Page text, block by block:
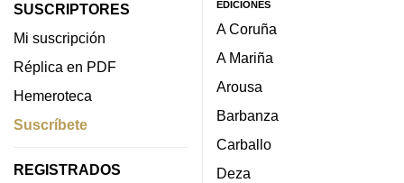
SUSCRIPTORES
Mi suscripción
Réplica en PDF
Hemeroteca
Suscríbete
REGISTRADOS
EDICIONES
A Coruña
A Mariña
Arousa
Barbanza
Carballo
Deza